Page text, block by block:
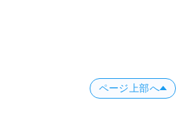
ページ上部へ